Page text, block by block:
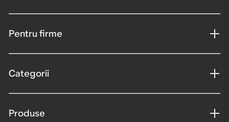
Pentru firme
Categorii
Produse